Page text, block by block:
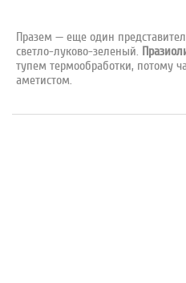
Празем — еще один
светло-луково-зеленый.
тупем термообработки, потому
аметистом.